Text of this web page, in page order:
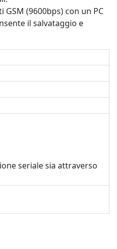
(9600bps) con un PC
il salvataggio e
seriale sia attraverso